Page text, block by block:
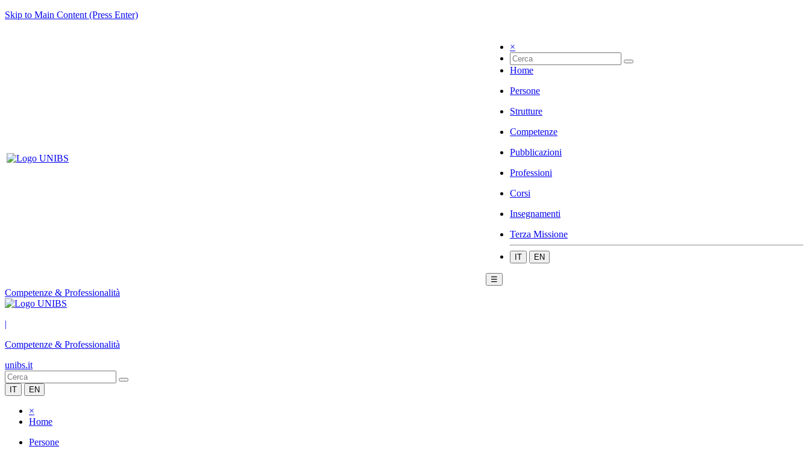
Skip to Main Content (Press Enter)
×
Home
Persone
Strutture
Competenze
Pubblicazioni
Professioni
Corsi
Insegnamenti
Terza Missione
IT EN
☰
Competenze & Professionalità
|
Competenze & Professionalità
unibs.it
IT EN
×
Home
Persone